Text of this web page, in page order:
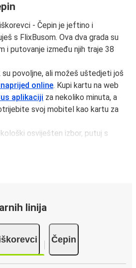
- Čepin je jeftino i
s FlixBusom. Ova dva grada su
i putovanje između njih traje 38
su povoljne, ali možeš uštedjeti još
online. Kupi kartu na web
aplikaciji za nekoliko minuta, a
svoj mobitel kao kartu za
osviješten izbor, putuj s
iz Piškorevci
čvorište sa 1
Evo što trebaš znati:
linija
Čepin